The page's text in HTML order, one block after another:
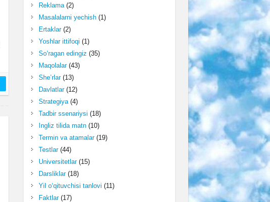
Reklama(2)
Masalalarni yechish(1)
Ertaklar(2)
Yoshlar ittifoqi (1)
So‘ragan edingiz (35)
Maqolalar(43)
She’rlar(13)
Davlatlar(12)
Strategiya(4)
Tadbir ssenariysi (18)
Ingliz tilida matn(10)
Termin va atamalar(19)
Testlar(44)
Universitetlar(15)
Darsliklar(18)
Yil o‘qituvchisi tanlovi (11)
Faktlar(17)